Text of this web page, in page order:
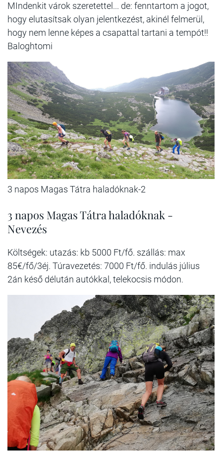
MIndenkit várok szeretettel... de: fenntartom a jogot,
hogy elutasítsak olyan jelentkezést, akinél felmerül,
hogy nem lenne képes a csapattal tartani a tempót!!
Baloghtomi
3 napos Magas Tátra haladóknak-2
3 napos Magas Tátra haladóknak -
Nevezés
Költségek: utazás: kb 5000 Ft/fő. szállás: max
85€/fő/3éj. Túravezetés: 7000 Ft/fő. indulás július
2án késő délután autókkal, telekocsis módon.